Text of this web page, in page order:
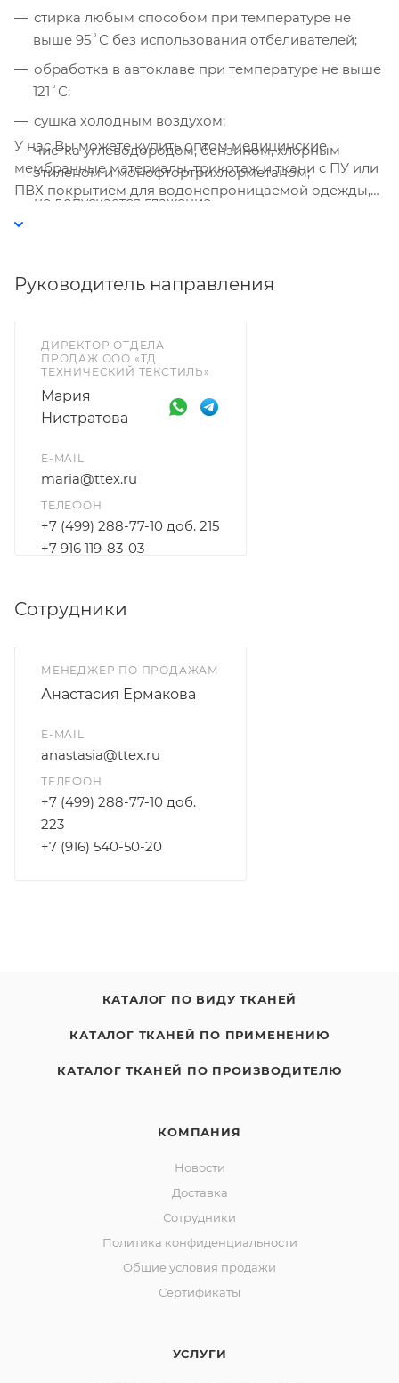
стирка любым способом при температуре не
выше 95˚С без использования отбеливателей;
обработка в автоклаве при температуре не выше
121˚С;
сушка холодным воздухом;
чистка углеводородом, бензином, хлорным
этиленом и монофтортрихлорметаном;
не допускается глажение.
У нас Вы можете купить оптом медицинские
мембранные материалы, трикотаж и ткани с ПУ или
ПВХ покрытием для водонепроницаемой одежды,
Руководитель направления
ДИРЕКТОР ОТДЕЛА
ПРОДАЖ ООО «ТД
ТЕХНИЧЕСКИЙ ТЕКСТИЛЬ»
Мария
Нистратова
E-MAIL
maria@ttex.ru
ТЕЛЕФОН
+7 (499) 288-77-10 доб. 215
+7 916 119-83-03
Сотрудники
МЕНЕДЖЕР ПО ПРОДАЖАМ
Анастасия Ермакова
E-MAIL
anastasia@ttex.ru
ТЕЛЕФОН
+7 (499) 288-77-10 доб.
223
+7 (916) 540-50-20
КАТАЛОГ ПО ВИДУ ТКАНЕЙ
КАТАЛОГ ТКАНЕЙ ПО ПРИМЕНЕНИЮ
КАТАЛОГ ТКАНЕЙ ПО ПРОИЗВОДИТЕЛЮ
КОМПАНИЯ
Новости
Доставка
Сотрудники
Политика конфиденциальности
Общие условия продажи
Сертификаты
УСЛУГИ
улучшает работу сайта и
взаимодействие с ним. Подробнее - в
Политике
нажав кнопку "Принять".
Принять